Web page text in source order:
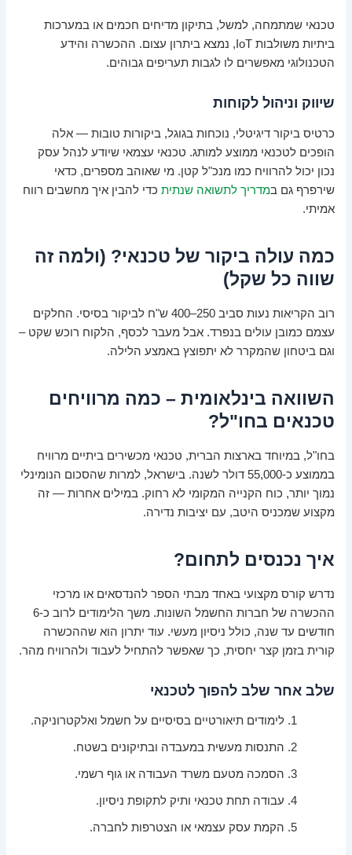
טכנאי שמתמחה, למשל, בתיקון מדיחים חכמים או במערכות
ביתיות משולבות IoT, נמצא ביתרון עצום. ההכשרה והידע
הטכנולוגי מאפשרים לו לגבות תעריפים גבוהים.
שיווק וניהול לקוחות
כרטיס ביקור דיגיטלי, נוכחות בגוגל, ביקורות טובות — אלה
הופכים לטכנאי ממוצע למותג. טכנאי עצמאי שיודע לנהל עסק
נכון יכול להרוויח כמו מנכ"ל קטן. מי שאוהב מספרים, כדאי
שירפרף גם במדריך לתשואה שנתית כדי להבין איך מחשבים רווח
אמיתי.
כמה עולה ביקור של טכנאי? (ולמה זה
שווה כל שקל)
רוב הקריאות נעות סביב 250–400 ש"ח לביקור בסיסי. החלקים
עצמם כמובן עולים בנפרד. אבל מעבר לכסף, הלקוח רוכש שקט –
וגם ביטחון שהמקרר לא יתפוצץ באמצע הלילה.
השוואה בינלאומית – כמה מרוויחים
טכנאים בחו"ל?
בחו"ל, במיוחד בארצות הברית, טכנאי מכשירים ביתיים מרוויח
בממוצע כ-55,000 דולר לשנה. בישראל, למרות שהסכום הנומינלי
נמוך יותר, כוח הקנייה המקומי לא רחוק. במילים אחרות — זה
מקצוע שמכניס היטב, עם יציבות נדירה.
איך נכנסים לתחום?
נדרש קורס מקצועי באחד מבתי הספר להנדסאים או מרכזי
ההכשרה של חברות החשמל השונות. משך הלימודים לרוב כ-6
חודשים עד שנה, כולל ניסיון מעשי. עוד יתרון הוא שההכשרה
קורית בזמן קצר יחסית, כך שאפשר להתחיל לעבוד ולהרוויח מהר.
שלב אחר שלב להפוך לטכנאי
לימודים תיאורטיים בסיסיים על חשמל ואלקטרוניקה.
התנסות מעשית במעבדה ובתיקונים בשטח.
הסמכה מטעם משרד העבודה או גוף רשמי.
עבודה תחת טכנאי ותיק לתקופת ניסיון.
הקמת עסק עצמאי או הצטרפות לחברה.